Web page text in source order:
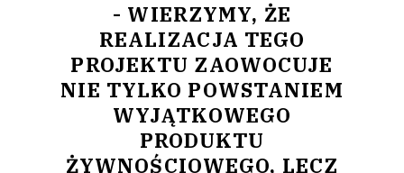
- WIERZYMY, ŻE
REALIZACJA TEGO
PROJEKTU ZAOWOCUJE
NIE TYLKO POWSTANIEM
WYJĄTKOWEGO
PRODUKTU
ŻYWNOŚCIOWEGO, LECZ